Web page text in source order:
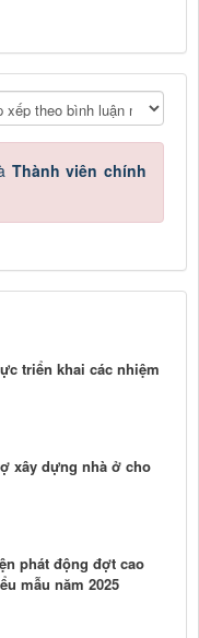
Thành viên chính
triển khai các nhiệm
xây dựng nhà ở cho
phát động đợt cao
mẫu năm 2025